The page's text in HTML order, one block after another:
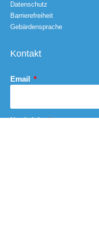
Datenschutz
Barrierefreiheit
Gebärdensprache
Kontakt
Email
Nachricht